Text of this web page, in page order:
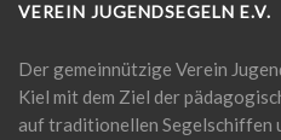
VEREIN JUGENDSEGELN E.V.
Der gemeinnützige Verein
Kiel mit dem Ziel der
auf traditionellen Segelschiffen